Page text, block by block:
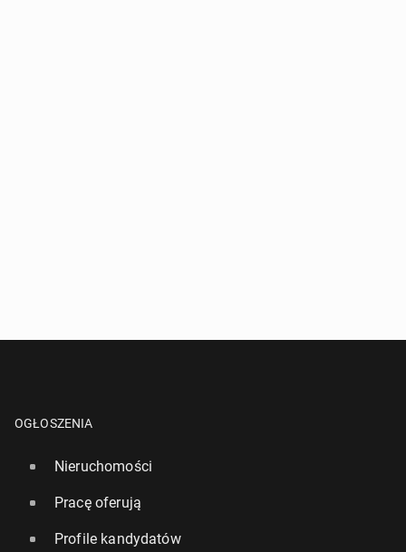
OGŁOSZENIA
Nieruchomości
Pracę oferują
Profile kandydatów